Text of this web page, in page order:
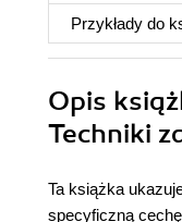
Przykłady do
Opis
Techniki
Ta książka
specyficzną